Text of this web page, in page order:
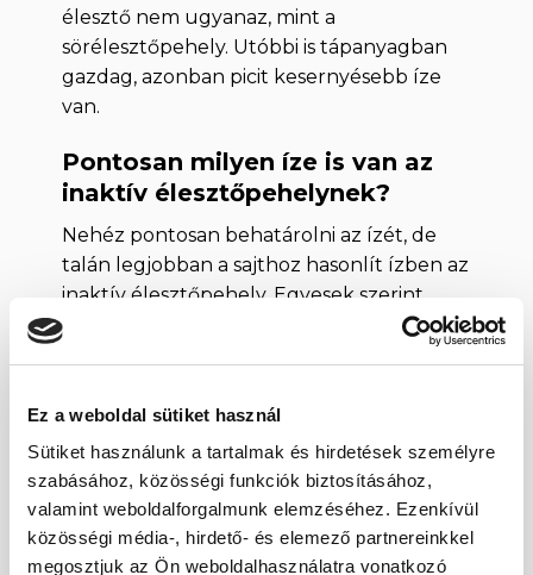
Ez a weboldal sütiket használ
Sütiket használunk a tartalmak és hirdetések személyre
szabásához, közösségi funkciók biztosításához,
valamint weboldalforgalmunk elemzéséhez. Ezenkívül
közösségi média-, hirdető- és elemező partnereinkkel
megosztjuk az Ön weboldalhasználatra vonatkozó
élesztő nem ugyanaz, mint a
sörélesztőpehely. Utóbbi is tápanyagban
gazdag, azonban picit kesernyésebb íze
van.
Pontosan milyen íze is van az
inaktív élesztőpehelynek?
Nehéz pontosan behatárolni az ízét, de
talán legjobban a sajthoz hasonlít ízben az
inaktív élesztőpehely. Egyesek szerint
inkább diós-mandulás íze van, valaki pedig
váltig állítja, hogy ugyanazt az ízélményt
különleges édeskés íze van, ami talán
teljesen egyedi és semmihez sem
hasonlítható igazából.
Összetevők